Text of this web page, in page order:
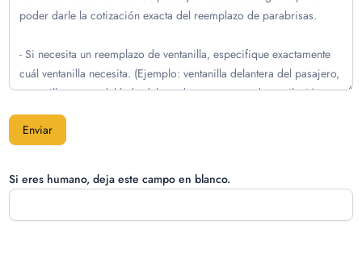
Enviar
Si eres humano, deja este campo en blanco.